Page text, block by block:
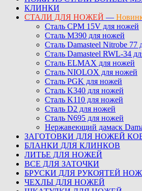
КЛИНКИ
СТАЛИ ДЛЯ НОЖЕЙ —
Сталь CPM 15V для ножей
Сталь M390 для ножей
Сталь Damasteel Nitrobe 77
Сталь Damasteel RWL-34
Сталь ELMAX для ножей
Сталь NIOLOX для ножей
Сталь PGK для ножей
Сталь K340 для ножей
Сталь K110 для ножей
Сталь D2 для ножей
Сталь N695 для ножей
Нержавеющий дамаск
ЗАГОТОВКИ ДЛЯ НОЖЕЙ
БЛАНКИ ДЛЯ КЛИНКОВ
ЛИТЬЕ ДЛЯ НОЖЕЙ
ВСЕ ДЛЯ ЗАТОЧКИ
БРУСКИ ДЛЯ РУКОЯТЕЙ
ЧЕХЛЫ ДЛЯ НОЖЕЙ